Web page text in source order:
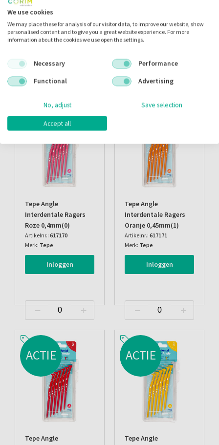
Speciale producten
TePe heeft speciale producten ontwikkeld om het reinigen van o.a.
verstandskiezen, implantaten of beugels te vergemakkelijken.
Gerelateerde producten
ACTIE
Tepe Angle
Interdentale Ragers
Roze 0,4mm(0)
Artikelnr.: 617170
Merk: Tepe
Inloggen
Tepe Angle
Interdentale Ragers
Oranje 0,45mm(1)
Artikelnr.: 617171
Merk: Tepe
Inloggen
ACTIE
Tepe Angle
ACTIE
Tepe Angle
We use cookies
We may place these for analysis of our visitor data, to improve our website, show
personalised content and to give you a great website experience. For more
information about the cookies we use open the settings.
Necessary
Performance
Functional
Advertising
No, adjust Save selection
Accept all